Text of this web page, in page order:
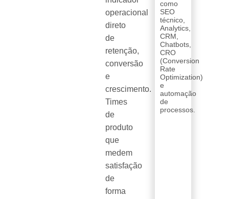
operacional
direto
de
retenção,
conversão
e
crescimento.
Times
de
produto
que
medem
satisfação
de
forma
como
SEO
técnico,
Analytics,
CRM,
Chatbots,
CRO
(Conversion
Rate
Optimization)
e
automação
de
processos.